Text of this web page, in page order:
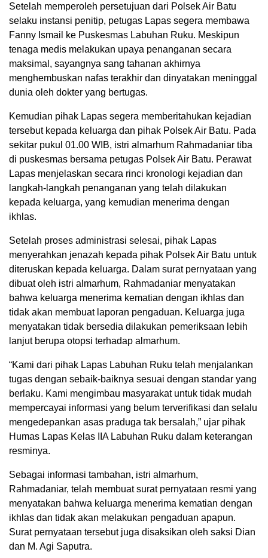
Setelah memperoleh persetujuan dari Polsek Air Batu
selaku instansi penitip, petugas Lapas segera membawa
Fanny Ismail ke Puskesmas Labuhan Ruku. Meskipun
tenaga medis melakukan upaya penanganan secara
maksimal, sayangnya sang tahanan akhirnya
menghembuskan nafas terakhir dan dinyatakan meninggal
dunia oleh dokter yang bertugas.
Kemudian pihak Lapas segera memberitahukan kejadian
tersebut kepada keluarga dan pihak Polsek Air Batu. Pada
sekitar pukul 01.00 WIB, istri almarhum Rahmadaniar tiba
di puskesmas bersama petugas Polsek Air Batu. Perawat
Lapas menjelaskan secara rinci kronologi kejadian dan
langkah-langkah penanganan yang telah dilakukan
kepada keluarga, yang kemudian menerima dengan
ikhlas.
Setelah proses administrasi selesai, pihak Lapas
menyerahkan jenazah kepada pihak Polsek Air Batu untuk
diteruskan kepada keluarga. Dalam surat pernyataan yang
dibuat oleh istri almarhum, Rahmadaniar menyatakan
bahwa keluarga menerima kematian dengan ikhlas dan
tidak akan membuat laporan pengaduan. Keluarga juga
menyatakan tidak bersedia dilakukan pemeriksaan lebih
lanjut berupa otopsi terhadap almarhum.
“Kami dari pihak Lapas Labuhan Ruku telah menjalankan
tugas dengan sebaik-baiknya sesuai dengan standar yang
berlaku. Kami mengimbau masyarakat untuk tidak mudah
mempercayai informasi yang belum terverifikasi dan selalu
mengedepankan asas praduga tak bersalah,” ujar pihak
Humas Lapas Kelas IIA Labuhan Ruku dalam keterangan
resminya.
Sebagai informasi tambahan, istri almarhum,
Rahmadaniar, telah membuat surat pernyataan resmi yang
menyatakan bahwa keluarga menerima kematian dengan
ikhlas dan tidak akan melakukan pengaduan apapun.
Surat pernyataan tersebut juga disaksikan oleh saksi Dian
dan M. Agi Saputra.